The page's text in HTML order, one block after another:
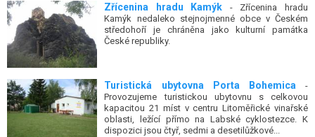
Zřícenina hradu Kamýk - Zřícenina hradu
Kamýk nedaleko stejnojmenné obce v Českém
středohoří je chráněna jako kulturní památka
České republiky.
Turistická ubytovna Porta Bohemica-
Provozujeme turistickou ubytovnu s celkovou
kapacitou 21 míst v centru Litoměřické vinařské
oblasti, ležící přímo na Labské cyklostezce. K
dispozici jsou čtyř, sedmi a desetilůžkové...